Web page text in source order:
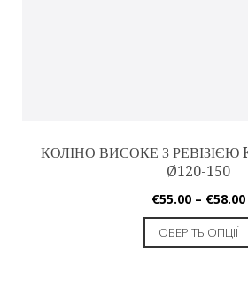
КОЛІНО ВИСОКЕ З РЕВІЗІЄЮ
Ø120-150
€55.00 – €58.00
ОБЕРІТЬ ОПЦІЇ